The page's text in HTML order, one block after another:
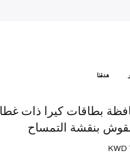
هدفنا
بطاقات كيرا ذات
بنقشة التمساح